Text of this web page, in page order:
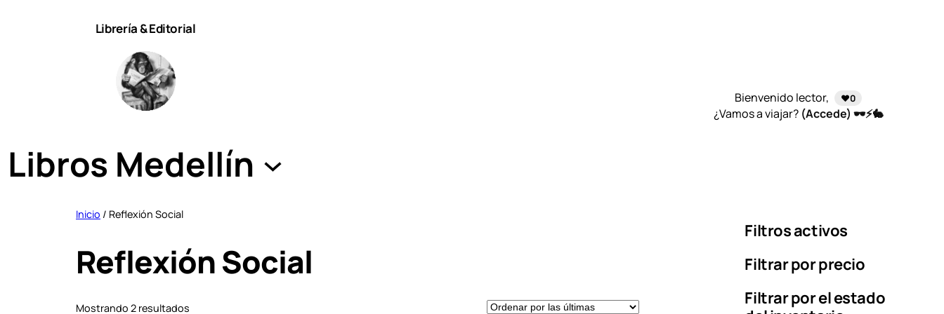
Librería & Editorial
Libros Medellín
Bienvenido lector, ❤️0
¿Vamos a viajar? (Accede) 🕶️⚡🐇
Inicio / Reflexión Social
Reflexión Social
Mostrando 2 resultados
Filtros activos
Filtrar por precio
Filtrar por el estado